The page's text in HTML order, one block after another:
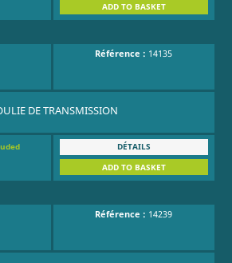
ADD TO BASKET
Référence : 14135
DE TRANSMISSION
DÉTAILS
ADD TO BASKET
Référence : 14239